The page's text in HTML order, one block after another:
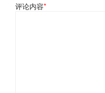
评论内容*